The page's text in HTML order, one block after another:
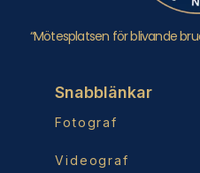
“Mötesplatsen för blivande
Snabblänkar
Fotograf
Videograf